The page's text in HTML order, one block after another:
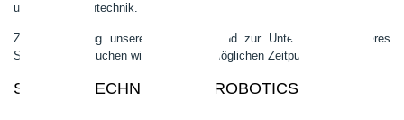
und der Medizintechnik.
Zur Absicherung unserer Expansion und zur Unterstützung unseres
Serviceteams suchen wir zum frühestmöglichen Zeitpunkt eine/n
SERVICETECHNIKER/IN - ROBOTICS